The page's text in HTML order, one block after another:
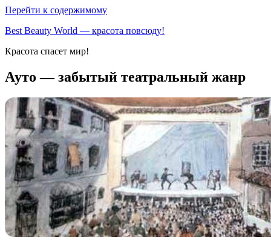
Перейти к содержимому
Best Beauty World — красота повсюду!
Красота спасет мир!
Ауто — забытый театральный жанр